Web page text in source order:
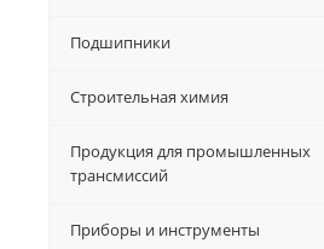
Подшипники
Строительная химия
Продукция для промышленных
трансмиссий
Приборы и инструменты